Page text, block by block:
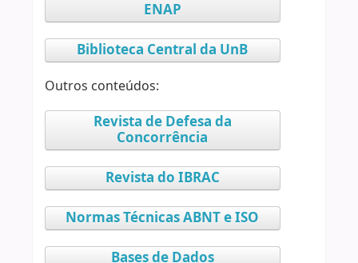
ENAP
Biblioteca Central da UnB
Outros conteúdos:
Revista de Defesa da
Concorrência
Revista do IBRAC
Normas Técnicas ABNT e ISO
Bases de Dados